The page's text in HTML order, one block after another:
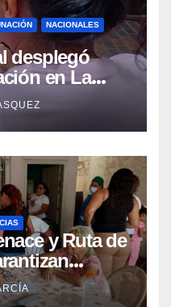
NACIONALES
desplegó
en La
protección
y Ruta de
en